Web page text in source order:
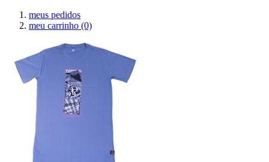
meus pedidos
meu carrinho (0)